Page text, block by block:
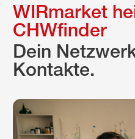
WIRmarket
CHWfinder
Dein
Kontakte.